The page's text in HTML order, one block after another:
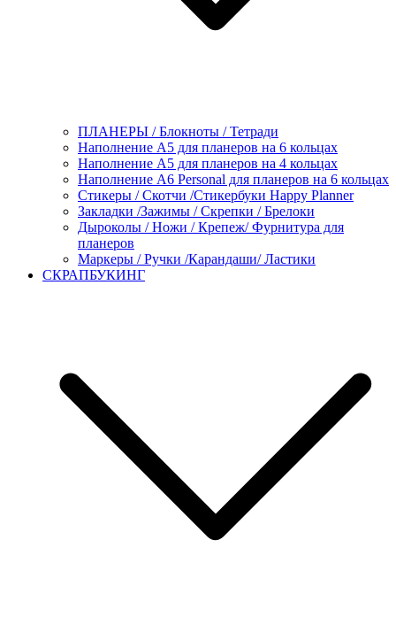
ПЛАНЕРЫ / Блокноты / Тетради
Наполнение А5 для планеров на 6 кольцах
Наполнение А5 для планеров на 4 кольцах
Наполнение А6 Personal для планеров на 6 кольцах
Стикеры / Скотчи /Стикербуки Happy Planner
Закладки /Зажимы / Скрепки / Брелоки
Дыроколы / Ножи / Крепеж/ Фурнитура для
планеров
Маркеры / Ручки /Карандаши/ Ластики
СКРАПБУКИНГ